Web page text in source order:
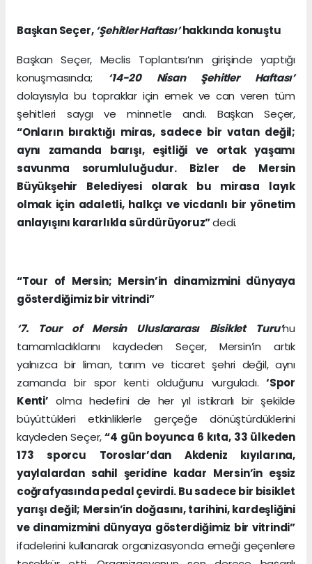
Başkan Seçer,‘Şehitler Haftası’hakkında konuştu
Başkan Seçer, Meclis Toplantısı’nın girişinde yaptığı
konuşmasında; ‘14-20 Nisan Şehitler Haftası’
dolayısıyla bu topraklar için emek ve can veren tüm
şehitleri saygı ve minnetle andı. Başkan Seçer,
“Onların bıraktığı miras, sadece bir vatan değil;
aynı zamanda barışı, eşitliği ve ortak yaşamı
savunma sorumluluğudur. Bizler de Mersin
Büyükşehir Belediyesi olarak bu mirasa layık
olmak için adaletli, halkçı ve vicdanlı bir yönetim
anlayışını kararlıkla sürdürüyoruz”dedi.
“Tour of Mersin; Mersin’in dinamizmini dünyaya
gösterdiğimiz bir vitrindi”
‘7. Tour of Mersin Uluslararası Bisiklet Turu’nu
tamamladıklarını kaydeden Seçer, Mersin’in artık
yalnızca bir liman, tarım ve ticaret şehri değil, aynı
zamanda bir spor kenti olduğunu vurguladı. ‘Spor
Kenti’ olma hedefini de her yıl istikrarlı bir şekilde
büyüttükleri etkinliklerle gerçeğe dönüştürdüklerini
kaydeden Seçer,“4 gün boyunca 6 kıta, 33 ülkeden
173 sporcu Toroslar’dan Akdeniz kıyılarına,
yaylalardan sahil şeridine kadar Mersin’in eşsiz
coğrafyasında pedal çevirdi. Bu sadece bir bisiklet
yarışı değil; Mersin’in doğasını, tarihini, kardeşliğini
ve dinamizmini dünyaya gösterdiğimiz bir vitrindi”
ifadelerini kullanarak organizasyonda emeği geçenlere